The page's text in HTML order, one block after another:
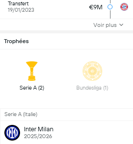
Transfert
19/01/2023
€9M
Voir plus
Trophées
Serie A (2)
Serie A (Italie)
Inter Milan
2025/2026